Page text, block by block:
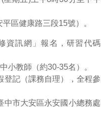
區健康路三段15號）。
資訊網」報名，研習代碼
小教師（約30-35名）。
登記（課務自理），全程參
中市大安區永安國小總務處